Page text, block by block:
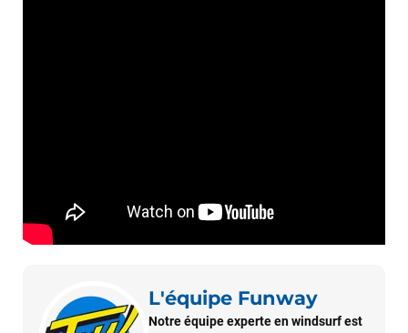
L'équipe Funway
Notre équipe experte en windsurf est
sur le matériel à choisir, et m’a même offert du matériel en
plus. Niveau réactivité, c’est au top : la commande est partie
le lendemain, et j’ai bien reçu tout le matériel dans un colis
professionnalisme et sa réactivité.